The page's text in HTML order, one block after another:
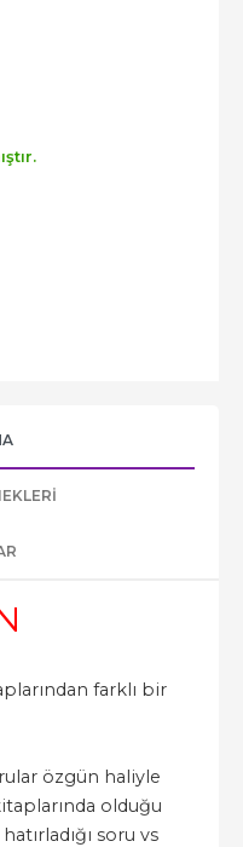
farklı bir
özgün haliyle
olduğu
soru vs